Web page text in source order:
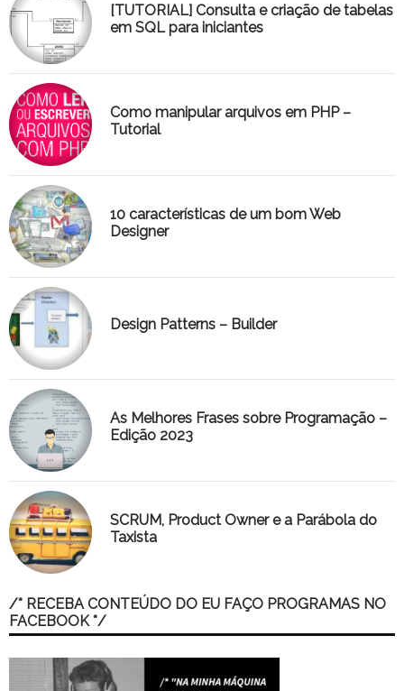
[TUTORIAL] Consulta e criação de tabelas
em SQL para iniciantes
Como manipular arquivos em PHP –
Tutorial
10 características de um bom Web
Designer
Design Patterns – Builder
As Melhores Frases sobre Programação –
Edição 2023
SCRUM, Product Owner e a Parábola do
Taxista
/* RECEBA CONTEÚDO DO EU FAÇO PROGRAMAS NO
FACEBOOK */